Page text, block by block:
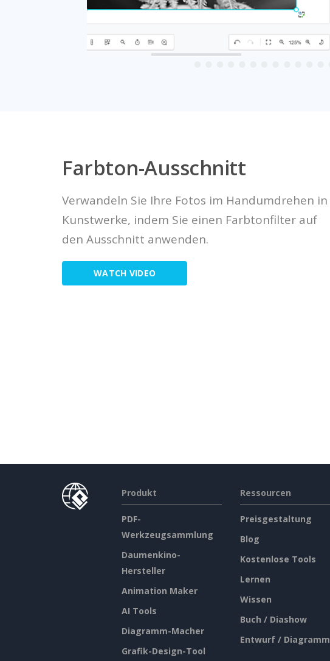
Farbton-Ausschnitt
Verwandeln Sie Ihre Fotos im Handumdrehen in
Kunstwerke, indem Sie einen Farbtonfilter auf
den Ausschnitt anwenden.
WATCH VIDEO
Produkt
PDF-
Werkzeugsammlung
Daumenkino-
Hersteller
Animation Maker
AI Tools
Diagramm-Macher
Grafik-Design-Tool
Ressourcen
Preisgestaltung
Blog
Kostenlose Tools
Lernen
Wissen
Buch / Diashow
Entwurf / Diagramm